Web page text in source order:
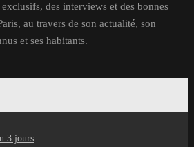
des interviews et des bonnes
au travers de son actualité, son
et ses habitants.
3 jours